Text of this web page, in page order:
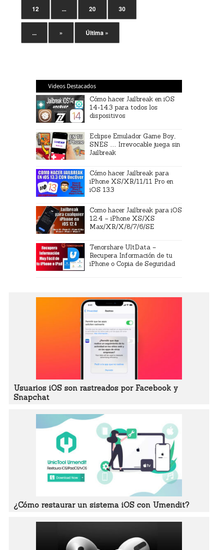
12 ... 20 30
... » Última »
Videos Destacados
Cómo hacer Jailbreak en iOS
14-14.3 para todos los
dispositivos
Eclipse Emulador Game Boy,
SNES … Irrevocable juega sin
Jailbreak
Cómo hacer Jailbreak para
iPhone XS/XR/11/11 Pro en
iOS 13.3
Como hacer Jailbreak para iOS
12.4 – iPhone XS/XS
Max/XR/X/8/7/6/SE
Tenorshare UltData –
Recupera Información de tu
iPhone o Copia de Seguridad
Usuarios iOS son rastreados por Facebook y
Snapchat
¿Cómo restaurar un sistema iOS con Umendit?